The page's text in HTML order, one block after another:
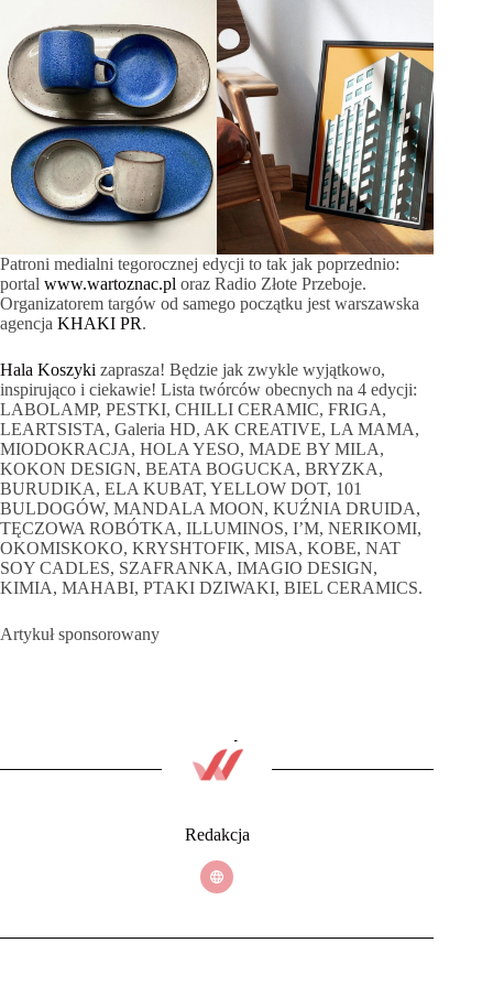
Patroni medialni tegorocznej edycji to tak jak poprzednio:
portal www.wartoznac.pl oraz Radio Złote Przeboje.
Organizatorem targów od samego początku jest warszawska
agencja KHAKI PR.
Hala Koszyki zaprasza! Będzie jak zwykle wyjątkowo,
inspirująco i ciekawie! Lista twórców obecnych na 4 edycji:
LABOLAMP, PESTKI, CHILLI CERAMIC, FRIGA,
LEARTSISTA, Galeria HD, AK CREATIVE, LA MAMA,
MIODOKRACJA, HOLA YESO, MADE BY MILA,
KOKON DESIGN, BEATA BOGUCKA, BRYZKA,
BURUDIKA, ELA KUBAT, YELLOW DOT, 101
BULDOGÓW, MANDALA MOON, KUŹNIA DRUIDA,
TĘCZOWA ROBÓTKA, ILLUMINOS, I’M, NERIKOMI,
OKOMISKOKO, KRYSHTOFIK, MISA, KOBE, NAT
SOY CADLES, SZAFRANKA, IMAGIO DESIGN,
KIMIA, MAHABI, PTAKI DZIWAKI, BIEL CERAMICS.
Artykuł sponsorowany
Redakcja